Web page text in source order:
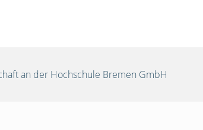
an der Hochschule Bremen GmbH